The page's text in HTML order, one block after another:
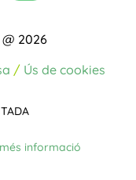
2026
/ Ús de cookies